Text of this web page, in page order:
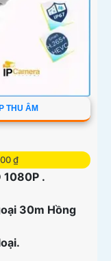
THU ÂM
₫
1080P .
30m Hồng